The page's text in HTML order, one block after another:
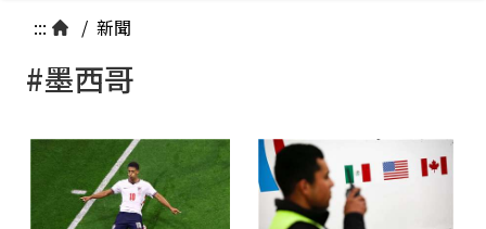
::: / 新聞
#墨西哥